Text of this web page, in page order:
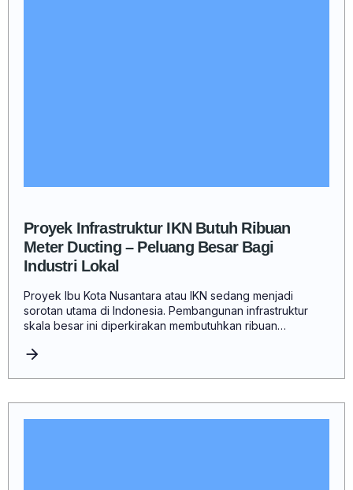
Proyek Infrastruktur IKN Butuh Ribuan
Meter Ducting – Peluang Besar Bagi
Industri Lokal
Proyek Ibu Kota Nusantara atau IKN sedang menjadi
sorotan utama di Indonesia. Pembangunan infrastruktur
skala besar ini diperkirakan membutuhkan ribuan…